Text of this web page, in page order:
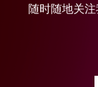
随时随地关